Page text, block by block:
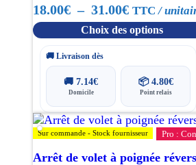
18.00€ – 31.00€Plage
de
18.00€
à
31.00€
TTC /
Choix des options
Les
options
peuvent
être
choisies
page
du
produit
🚚 Livraison dès
🚚 7.14€
Domicile
📦 4.80€
Point relais
Sur commande - Stock fournisseur Pro :
Arrêt de volet à poignée